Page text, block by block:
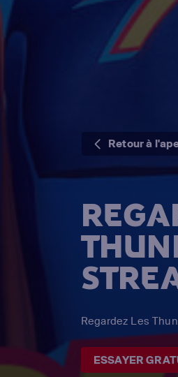
Retour à
Regardez Les
ESSAYER